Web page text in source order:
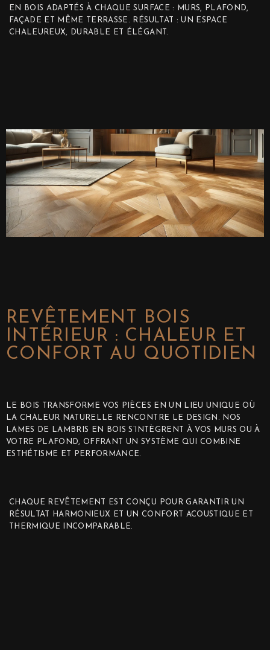
EN BOIS ADAPTÉS À CHAQUE SURFACE : MURS, PLAFOND,
FAÇADE ET MÊME TERRASSE. RÉSULTAT : UN ESPACE
CHALEUREUX, DURABLE ET ÉLÉGANT.
REVÊTEMENT BOIS
INTÉRIEUR : CHALEUR ET
CONFORT AU QUOTIDIEN
LE BOIS TRANSFORME VOS PIÈCES EN UN LIEU UNIQUE OÙ
LA CHALEUR NATURELLE RENCONTRE LE DESIGN. NOS
LAMES DE LAMBRIS EN BOIS S’INTÈGRENT À VOS MURS OU À
VOTRE PLAFOND, OFFRANT UN SYSTÈME QUI COMBINE
ESTHÉTISME ET PERFORMANCE.
CHAQUE REVÊTEMENT EST CONÇU POUR GARANTIR UN
RÉSULTAT HARMONIEUX ET UN CONFORT ACOUSTIQUE ET
THERMIQUE INCOMPARABLE.